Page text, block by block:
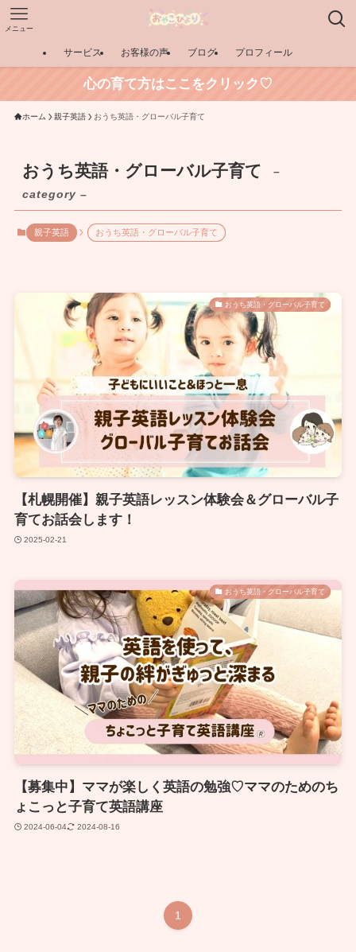
メニュー
サービス お客様の声 ブログ プロフィール
心の育て方はここをクリック♡
ホーム 親子英語 おうち英語・グローバル子育て
おうち英語・グローバル子育て
–
category –
親子英語 おうち英語・グローバル子育て
おうち英語・グローバル子育て
【札幌開催】親子英語レッスン体験会＆グローバル子
育てお話会します！
2025-02-21
おうち英語・グローバル子育て
【募集中】ママが楽しく英語の勉強♡ママのためのち
ょこっと子育て英語講座
2024-06-04 2024-08-16
1